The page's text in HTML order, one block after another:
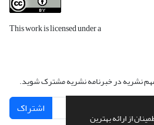
از ارائه بهترین
This work is licensed under a
مهم نشریه در خبرنامه نشریه مشترک شوید.
اشتراک